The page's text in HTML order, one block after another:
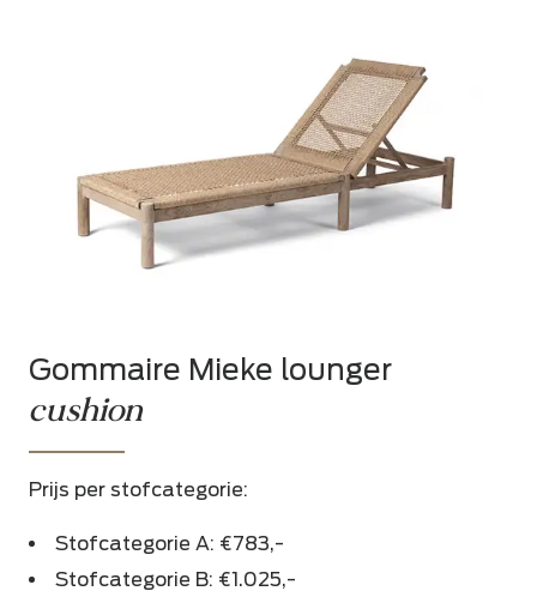
Gommaire Mieke lounger
cushion
Prijs per stofcategorie:
Stofcategorie A: €783,-
Stofcategorie B: €1.025,-